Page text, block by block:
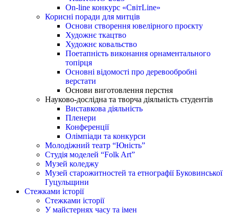
On-line конкурс «СвітLine»
Корисні поради для митців
Основи створення ювелірного проєкту
Художнє ткацтво
Художнє ковальство
Поетапність виконання орнаментального
топірця
Основні відомості про деревообробні
верстати
Основи виготовлення перстня
Науково-дослідна та творча діяльність студентів
Виставкова діяльність
Пленери
Конференції
Олімпіади та конкурси
Молодіжний театр “Юність”
Студія моделей “Folk Art”
Музей коледжу
Музей старожитностей та етнографії Буковинської
Гуцульщини
Стежками історії
Стежками історії
У майстернях часу та імен